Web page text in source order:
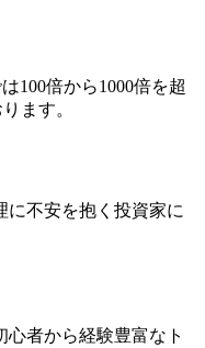
100倍から1000倍を超
ます。
に不安を抱く投資家に
者から経験豊富なト